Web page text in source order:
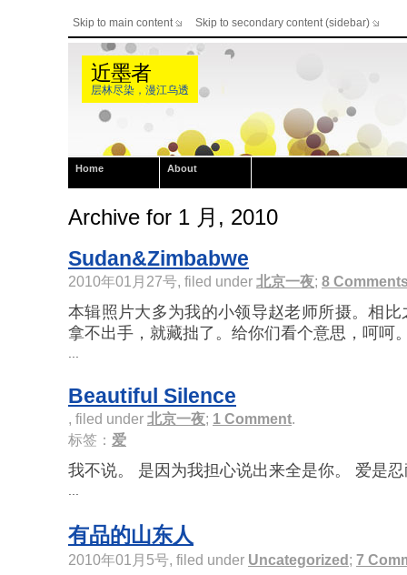
Skip to main content Skip to secondary content (sidebar)
近墨者
层林尽染，漫江乌透
Home About
Archive for 1 月, 2010
Sudan&Zimbabwe
2010年01月27号, filed under 北京一夜; 8
本辑照片大多为我的小领导赵老师所摄。相
拿不出手，就藏拙了。给你们看个意思，呵呵
Beautiful Silence
, filed under 北京一夜; 1 Comment.
标签： 爱
我不说。 是因为我担心说出来全是你。 爱是
有品的山东人
2010年01月5号, filed under Uncategorized ; 7